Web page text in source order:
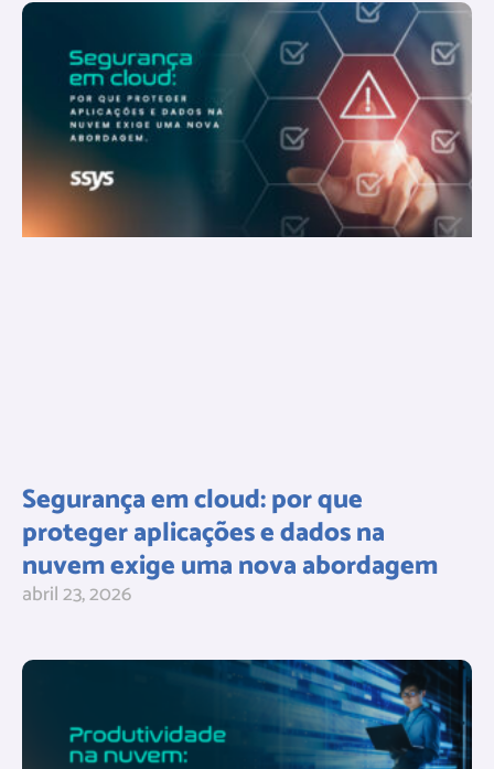
Segurança em cloud: por que
proteger aplicações e dados na
nuvem exige uma nova abordagem
abril 23, 2026